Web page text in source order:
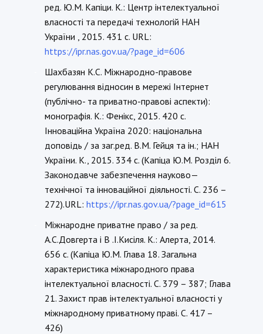
ред. Ю.М. Капіци. К.: Центр інтелектуальної
власності та передачі технологій НАН
України , 2015. 431 с. URL:
https://ipr.nas.gov.ua/?page_id=606
Шахбазян К.C. Міжнародно-правове
регулювання відносин в мережі Інтернет
(публічно- та приватно-правові аспекти):
монографія. К.: Фенікс, 2015. 420 с.
Інноваційна Україна 2020: національна
доповідь / за заг.ред. В.М. Гейця та ін.; НАН
України. К., 2015. 334 с. (Капіца Ю.М. Розділ 6.
Законодавче забезпечення науково—
технічної та інноваційної діяльності. С. 236 –
272).URL:https://ipr.nas.gov.ua/?page_id=615
Міжнародне приватне право / за ред.
А.С.Довгерта і В .І.Кисіля. К.: Алерта, 2014.
656 с. (Капіца Ю.М. Глава 18. Загальна
характеристика міжнародного права
інтелектуальної власності. С. 379 – 387; Глава
21. Захист прав інтелектуальної власності у
міжнародному приватному праві. С. 417 –
426)